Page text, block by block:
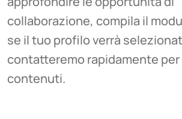
collaborazione, compila il
se il tuo profilo verrà
contatteremo rapidamente
contenuti.